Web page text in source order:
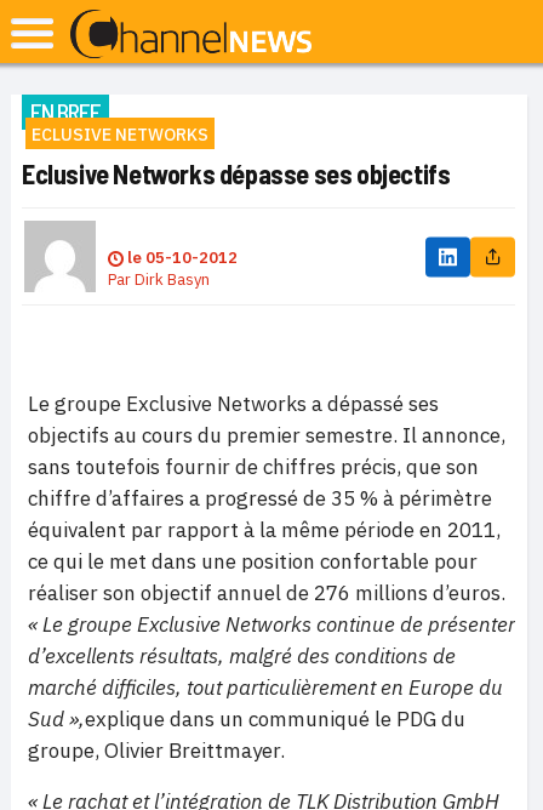
EN BREF
ECLUSIVE NETWORKS
Eclusive Networks dépasse ses objectifs
le 05-10-2012
ParDirk Basyn
Le groupe Exclusive Networks a dépassé ses
objectifs au cours du premier semestre. Il annonce,
sans toutefois fournir de chiffres précis, que son
chiffre d’affaires a progressé de 35 % à périmètre
équivalent par rapport à la même période en 2011,
ce qui le met dans une position confortable pour
réaliser son objectif annuel de 276 millions d’euros.
« Le groupe Exclusive Networks continue de présenter
d’excellents résultats, malgré des conditions de
marché difficiles, tout particulièrement en Europe du
Sud »,explique dans un communiqué le PDG du
groupe, Olivier Breittmayer.
« Le rachat et l’intégration de TLK Distribution GmbH